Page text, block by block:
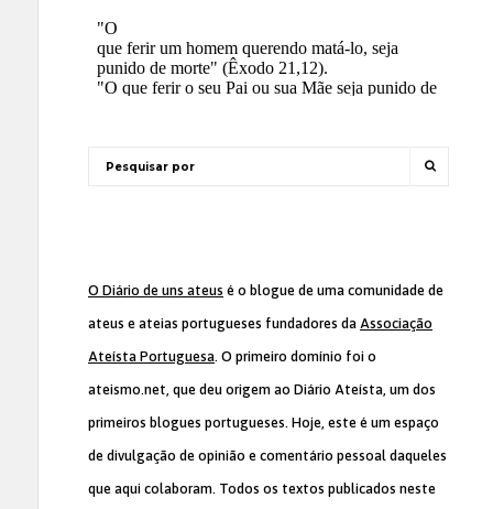
O Diário de uns ateus é o blogue de uma comunidade de
ateus e ateias portugueses fundadores da Associação
Ateísta Portuguesa. O primeiro domínio foi o
ateismo.net, que deu origem ao Diário Ateísta, um dos
primeiros blogues portugueses. Hoje, este é um espaço
de divulgação de opinião e comentário pessoal daqueles
que aqui colaboram. Todos os textos publicados neste